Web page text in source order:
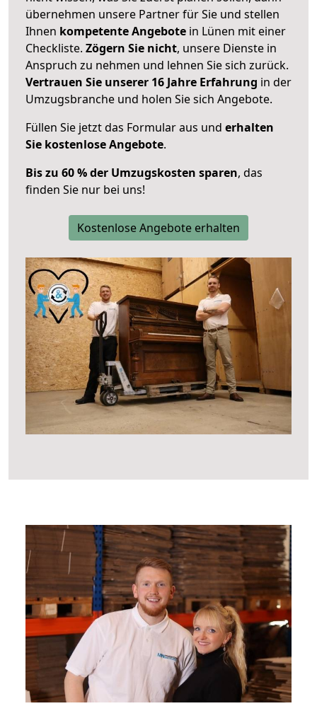
übernehmen unsere Partner für Sie und stellen
Ihnen kompetente Angebote in Lünen mit einer
Checkliste. Zögern Sie nicht, unsere Dienste in
Anspruch zu nehmen und lehnen Sie sich zurück.
Vertrauen Sie unserer 16 Jahre Erfahrung in der
Umzugsbranche und holen Sie sich Angebote.
Füllen Sie jetzt das Formular aus und erhalten
Sie kostenlose Angebote.
Bis zu 60 % der Umzugskosten sparen, das
finden Sie nur bei uns!
Kostenlose Angebote erhalten